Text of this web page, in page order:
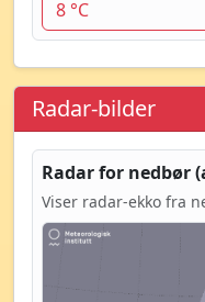
8 °C
Radar-bilder
Radar for nedbør
Viser radar-ekko fra